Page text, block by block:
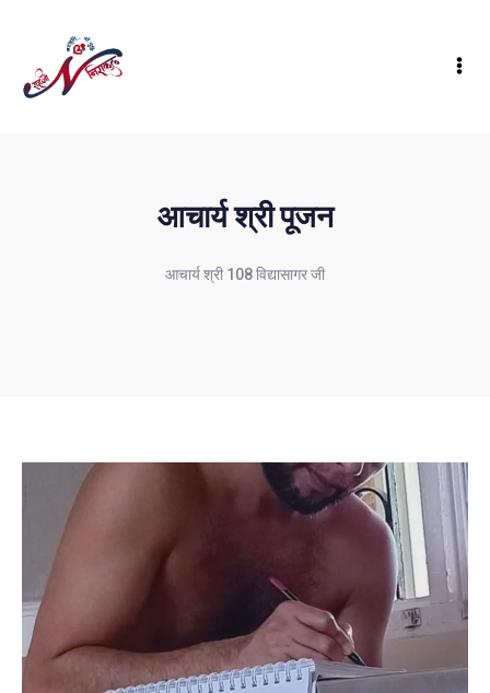
आचार्य श्री पूजन
आचार्य श्री 108 विद्यासागर जी